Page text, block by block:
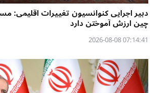
دبیر اجرایی کنوانسیون تغییرات اقلیمی:
چین ارزش آموختن دارد
07:14:41 2026-08-08